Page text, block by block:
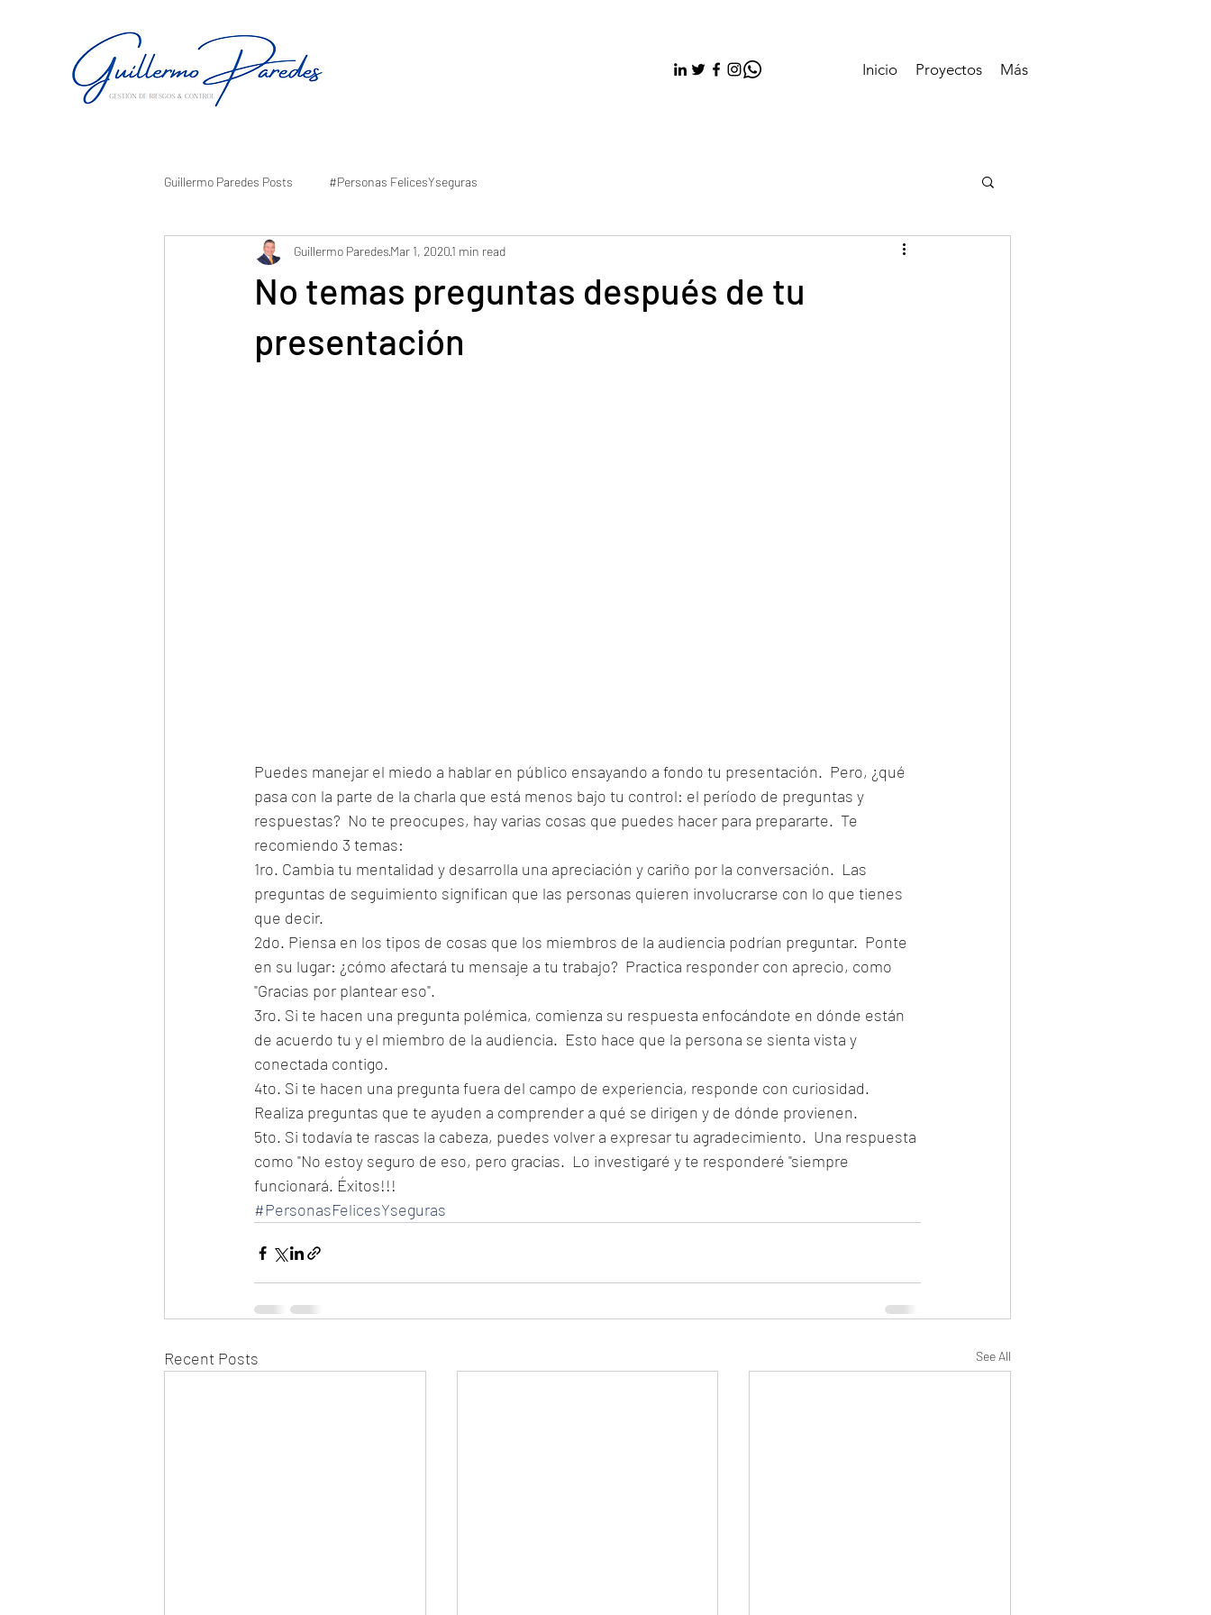
Inicio Proyectos Más
Guillermo Paredes Posts #Personas FelicesYseguras
No temas preguntas después de tu
presentación
Guillermo ParedesMar 1, 20201 min read
Puedes manejar el miedo a hablar en público ensayando a fondo tu presentación.  Pero, ¿qué
pasa con la parte de la charla que está menos bajo tu control: el período de preguntas y
respuestas?  No te preocupes, hay varias cosas que puedes hacer para prepararte.  Te
recomiendo 3 temas:
1ro. Cambia tu mentalidad y desarrolla una apreciación y cariño por la conversación.  Las
preguntas de seguimiento significan que las personas quieren involucrarse con lo que tienes
que decir.
2do. Piensa en los tipos de cosas que los miembros de la audiencia podrían preguntar.  Ponte
en su lugar: ¿cómo afectará tu mensaje a tu trabajo?  Practica responder con aprecio, como
"Gracias por plantear eso".
3ro. Si te hacen una pregunta polémica, comienza su respuesta enfocándote en dónde están
de acuerdo tu y el miembro de la audiencia.  Esto hace que la persona se sienta vista y
conectada contigo.
4to. Si te hacen una pregunta fuera del campo de experiencia, responde con curiosidad.
Realiza preguntas que te ayuden a comprender a qué se dirigen y de dónde provienen.
5to. Si todavía te rascas la cabeza, puedes volver a expresar tu agradecimiento.  Una respuesta
como "No estoy seguro de eso, pero gracias.  Lo investigaré y te responderé "siempre
funcionará. Éxitos!!!
#PersonasFelicesYseguras
Recent Posts See All